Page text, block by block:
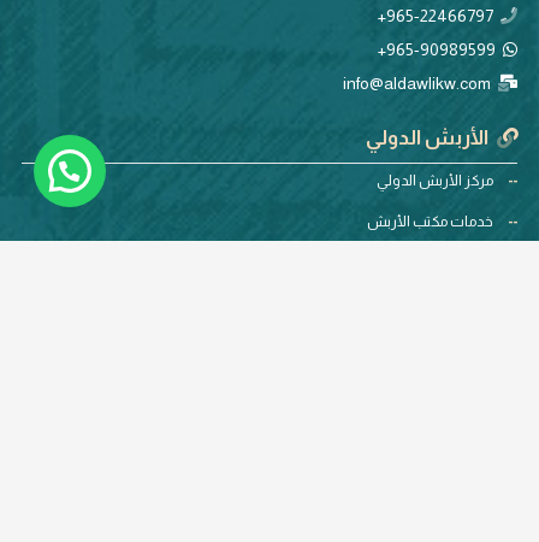
965-22466797+
965-90989599+
info@aldawlikw.com
الأربش الدولي
مركز الأربش الدولي
خدمات مكتب الأربش